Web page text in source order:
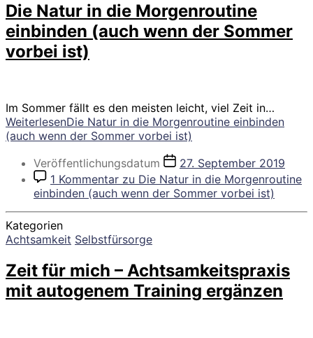
Die Natur in die Morgenroutine
einbinden (auch wenn der Sommer
vorbei ist)
Im Sommer fällt es den meisten leicht, viel Zeit in…
WeiterlesenDie Natur in die Morgenroutine einbinden
(auch wenn der Sommer vorbei ist)
Veröffentlichungsdatum
27. September 2019
1 Kommentar zu Die Natur in die Morgenroutine
einbinden (auch wenn der Sommer vorbei ist)
Kategorien
Achtsamkeit Selbstfürsorge
Zeit für mich – Achtsamkeitspraxis
mit autogenem Training ergänzen